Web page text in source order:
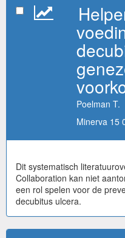
Poelman T.
Minerva 15
Dit systematisch
Collaboration kan niet
een rol spelen voor de
decubitus ulcera.